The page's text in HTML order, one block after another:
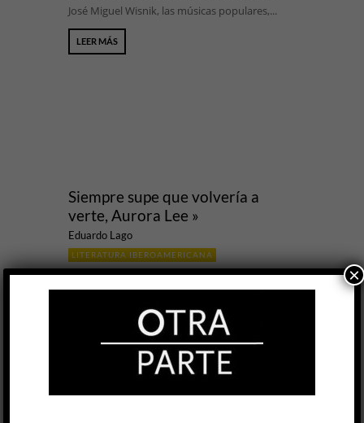
José Miguel Wisnik, las músicas populares,...
LEER MÁS
Siempre supe que volvería a
verte, Aurora Lee »
Eduardo Lago
LITERATURA IBEROAMERICANA
Kit Maude
29 OCT, 2015
Una de las muchas ventajas que la literatura
tiene sobre la realidad es su poderosa
tendencia a ofrecer coincidencias útiles. Por
ejemplo: una noche salí con el solo propósito de
presenciar en pleno barrio de Palermo la
×